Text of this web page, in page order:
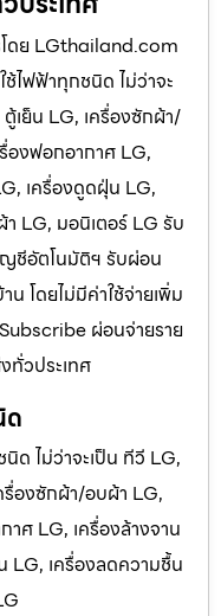
ดย LGthailand.com
ช้ไฟฟ้าทุกชนิด ไม่ว่าจะ
เย็น LG, เครื่องซักผ้า/
องฟอกอากาศ LG,
เครื่องดูดฝุ่น LG,
LG, มอนิเตอร์ LG รับ
ชีอัตโนมัติฯ รับผ่อน
โดยไม่มีค่าใช้จ่ายเพิ่ม
ผ่อนจ่ายราย
ทั่วประเทศ
ด
ด ไม่ว่าจะเป็น ทีวี LG,
รื่องซักผ้า/อบผ้า LG,
าศ LG, เครื่องล้างจาน
LG, เครื่องลดความชื้น